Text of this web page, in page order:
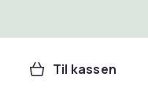
Til kassen